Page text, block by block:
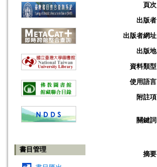
書目管理
頁次
出版者
出版者網址
出版地
資料類型
使用語言
附註項
關鍵詞
摘要